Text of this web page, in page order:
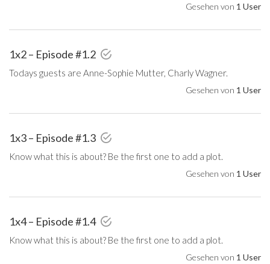
Gesehen von 1 User
1x2 – Episode #1.2
Todays guests are Anne-Sophie Mutter, Charly Wagner.
Gesehen von 1 User
1x3 – Episode #1.3
Know what this is about? Be the first one to add a plot.
Gesehen von 1 User
1x4 – Episode #1.4
Know what this is about? Be the first one to add a plot.
Gesehen von 1 User